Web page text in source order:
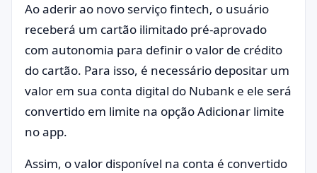
Ao aderir ao novo serviço fintech, o usuário
receberá um cartão ilimitado pré-aprovado
com autonomia para definir o valor de crédito
do cartão. Para isso, é necessário depositar um
valor em sua conta digital do Nubank e ele será
convertido em limite na opção Adicionar limite
no app.
Assim, o valor disponível na conta é convertido